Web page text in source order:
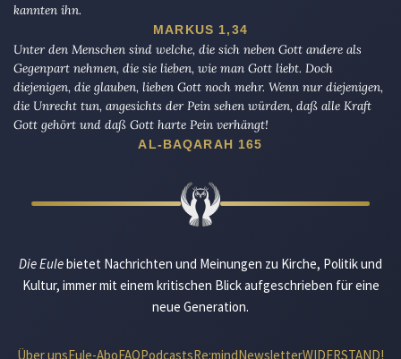
kannten ihn.
MARKUS 1,34
Unter den Menschen sind welche, die sich neben Gott andere als
Gegenpart nehmen, die sie lieben, wie man Gott liebt. Doch
diejenigen, die glauben, lieben Gott noch mehr. Wenn nur diejenigen,
die Unrecht tun, angesichts der Pein sehen würden, daß alle Kraft
Gott gehört und daß Gott harte Pein verhängt!
AL-BAQARAH 165
Die Eulebietet Nachrichten und Meinungen zu Kirche, Politik und
Kultur, immer mit einem kritischen Blick aufgeschrieben für eine
neue Generation.
Über unsEule-AboFAQPodcastsRe:mindNewsletterWIDERSTAND!